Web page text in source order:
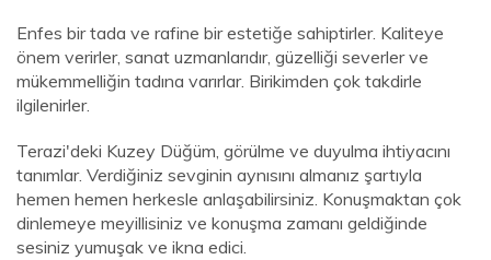
Enfes bir tada ve rafine bir estetiğe sahiptirler. Kaliteye
önem verirler, sanat uzmanlarıdır, güzelliği severler ve
mükemmelliğin tadına varırlar. Birikimden çok takdirle
ilgilenirler.
Terazi'deki Kuzey Düğüm, görülme ve duyulma ihtiyacını
tanımlar. Verdiğiniz sevginin aynısını almanız şartıyla
hemen hemen herkesle anlaşabilirsiniz. Konuşmaktan çok
dinlemeye meyillisiniz ve konuşma zamanı geldiğinde
sesiniz yumuşak ve ikna edici.